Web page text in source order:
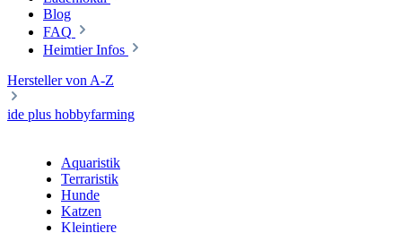
Blog
FAQ
Heimtier Infos
Hersteller von A-Z
ide plus hobbyfarming
Aquaristik
Terraristik
Hunde
Katzen
Kleintiere